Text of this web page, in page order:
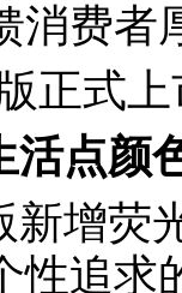
消费者
活点颜
新增荧
性追求